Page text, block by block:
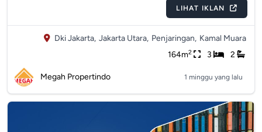
LIHAT IKLAN
Dki Jakarta, Jakarta Utara, Penjaringan, Kamal Muara
164m2 3 2
Megah Propertindo 1 minggu yang lalu